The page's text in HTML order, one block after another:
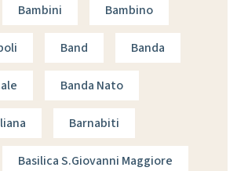
Bambini Bambino
Band Banda
Banda Nato
Barnabiti
Basilica S.giovanni Maggiore